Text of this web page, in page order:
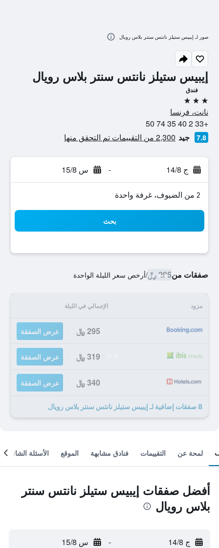
إيبيس ستيلز نانتس سنتر بلاس رويال
فندق
3 نجوم
نانت، فرنسا
+33 2 40 35 74 50
7.8 جيد 2,300 من التقييمات تم التحقق منها
ج 14/8 - س 15/8
2 من الضيوف، غرفة واحدة
بحث
صفقات من295 ﷼ /أرخص سعر الليلة الواحدة
مزود الإجمالي في الليلة
295 ﷼ عرض الصفقة
319 ﷼ عرض الصفقة
340 ﷼ عرض الصفقة
8 صفقات إضافية لـ إيبيس ستيلز نانتس سنتر بلاس رويال
صور لـ إيبيس ستيلز نانتس سنتر بلاس رويال
لمحة عن التقييمات فنادق مشابهة الموقع الأسئلة الشائعة
أفضل صفقات إيبيس ستيلز نانتس سنتر
بلاس رويال
ج 14/8 - س 15/8